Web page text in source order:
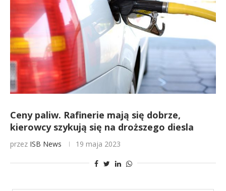
Ceny paliw. Rafinerie mają się dobrze,
kierowcy szykują się na droższego diesla
przez ISB News 19 maja 2023